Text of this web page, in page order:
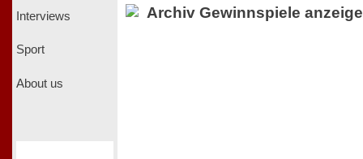
Interviews
Sport
About us
Archiv Gewinnspiele